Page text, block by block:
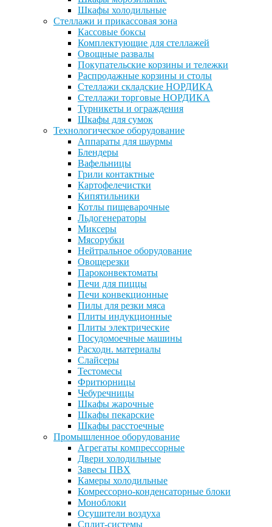
Шкафы холодильные
Стеллажи и прикассовая зона
Кассовые боксы
Комплектующие для стеллажей
Овощные развалы
Покупательские корзины и тележки
Распродажные корзины и столы
Стеллажи складские НОРДИКА
Стеллажи торговые НОРДИКА
Турникеты и ограждения
Шкафы для сумок
Технологическое оборудование
Аппараты для шаурмы
Блендеры
Вафельницы
Грили контактные
Картофелечистки
Кипятильники
Котлы пищеварочные
Льдогенераторы
Миксеры
Мясорубки
Нейтральное оборудование
Овощерезки
Пароконвектоматы
Печи для пиццы
Печи конвекционные
Пилы для резки мяса
Плиты индукционные
Плиты электрические
Посудомоечные машины
Расходн. материалы
Слайсеры
Тестомесы
Фритюрницы
Чебуречницы
Шкафы жарочные
Шкафы пекарские
Шкафы расстоечные
Промышленное оборудование
Агрегаты компрессорные
Двери холодильные
Завесы ПВХ
Камеры холодильные
Комрессорно-конденсаторные блоки
Моноблоки
Осушители воздуха
Сплит-системы